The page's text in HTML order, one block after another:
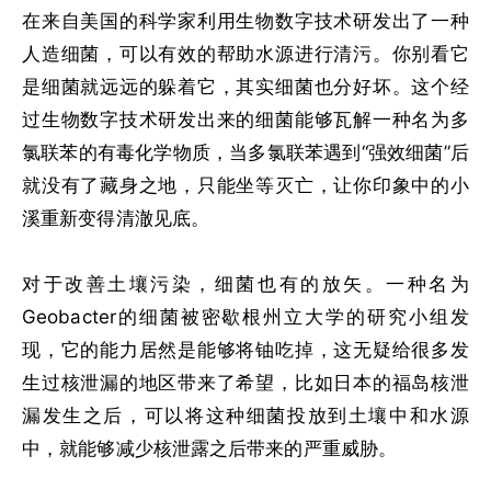
在来自美国的科学家利用生物数字技术研发出了一种
人造细菌，可以有效的帮助水源进行清污。你别看它
是细菌就远远的躲着它，其实细菌也分好坏。这个经
过生物数字技术研发出来的细菌能够瓦解一种名为多
氯联苯的有毒化学物质，当多氯联苯遇到“强效细菌”后
就没有了藏身之地，只能坐等灭亡，让你印象中的小
溪重新变得清澈见底。
对于改善土壤污染，细菌也有的放矢。一种名为
Geobacter的细菌被密歇根州立大学的研究小组发
现，它的能力居然是能够将铀吃掉，这无疑给很多发
生过核泄漏的地区带来了希望，比如日本的福岛核泄
漏发生之后，可以将这种细菌投放到土壤中和水源
中，就能够减少核泄露之后带来的严重威胁。